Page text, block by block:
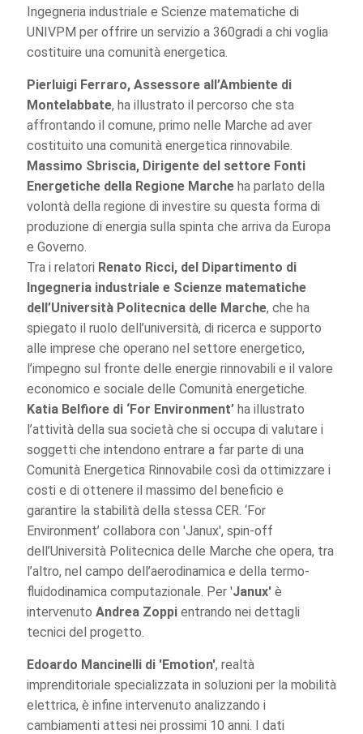
Ingegneria industriale e Scienze matematiche di
UNIVPM per offrire un servizio a 360gradi a chi voglia
costituire una comunità energetica.
Pierluigi Ferraro, Assessore all’Ambiente di
Montelabbate, ha illustrato il percorso che sta
affrontando il comune, primo nelle Marche ad aver
costituito una comunità energetica rinnovabile.
Massimo Sbriscia, Dirigente del settore Fonti
Energetiche della Regione Marche ha parlato della
volontà della regione di investire su questa forma di
produzione di energia sulla spinta che arriva da Europa
e Governo.
Tra i relatori Renato Ricci, del Dipartimento di
Ingegneria industriale e Scienze matematiche
dell’Università Politecnica delle Marche, che ha
spiegato il ruolo dell’università, di ricerca e supporto
alle imprese che operano nel settore energetico,
l’impegno sul fronte delle energie rinnovabili e il valore
economico e sociale delle Comunità energetiche.
Katia Belfiore di ‘For Environment’ ha illustrato
l’attività della sua società che si occupa di valutare i
soggetti che intendono entrare a far parte di una
Comunità Energetica Rinnovabile così da ottimizzare i
costi e di ottenere il massimo del beneficio e
garantire la stabilità della stessa CER. ‘For
Environment’ collabora con 'Janux', spin-off
dell’Università Politecnica delle Marche che opera, tra
l’altro, nel campo dell’aerodinamica e della termo-
fluidodinamica computazionale. Per 'Janux' è
intervenuto Andrea Zoppi entrando nei dettagli
tecnici del progetto.
Edoardo Mancinelli di 'Emotion', realtà
imprenditoriale specializzata in soluzioni per la mobilità
elettrica, è infine intervenuto analizzando i
cambiamenti attesi nei prossimi 10 anni. I dati